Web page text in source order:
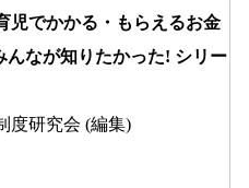
児でかかる・もらえるお金
んなが知りたかった! シリー
度研究会 (編集)